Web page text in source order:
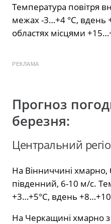
Температура повітря
межах -3…+4 °С, вдень
областях місцями
РЕКЛАМА
Прогноз
березня:
Центральний
На Вінниччині хмарно,
південний, 6-10 м/с.
+3…+5°С, вдень
На Черкащині хмарно